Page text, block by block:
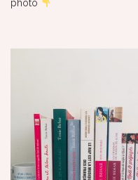
photo